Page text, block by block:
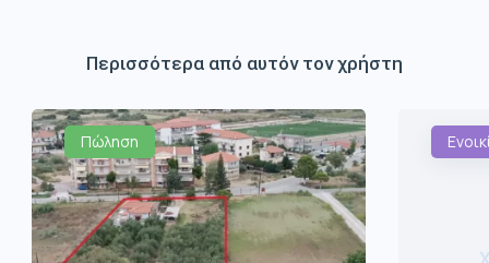
Περισσότερα από αυτόν τον χρήστη
Πώληση